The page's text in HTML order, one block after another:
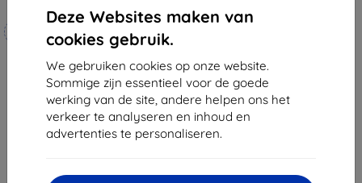
Deze Websites maken van
cookies gebruik.
We gebruiken cookies op onze website.
Sommige zijn essentieel voor de goede
werking van de site, andere helpen ons het
verkeer te analyseren en inhoud en
advertenties te personaliseren.
3mk Hammer beschermfolie
Op maat gemaakt
€ 20,90
€ 18,80
Op voorraad: 4 stuks
Tactical Glass Shield 5D gehard
glas beschermfolie voor
€ 11,60
Op voorraad: > 5 stuks